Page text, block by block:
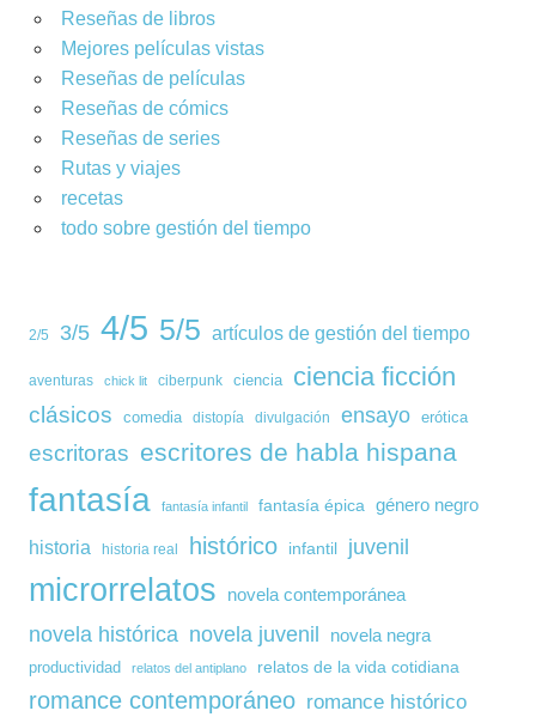
Reseñas de libros
Mejores películas vistas
Reseñas de películas
Reseñas de cómics
Reseñas de series
Rutas y viajes
recetas
todo sobre gestión del tiempo
2/5 3/5 4/5 5/5 artículos de gestión del tiempo
aventuras chick lit ciberpunk ciencia ciencia ficción
clásicos comedia distopía divulgación ensayo erótica
escritoras escritores de habla hispana
fantasía fantasía infantil fantasía épica género negro
historia historia real histórico infantil juvenil
microrrelatos novela contemporánea
novela histórica novela juvenil novela negra
productividad relatos del antiplano relatos de la vida cotidiana
romance contemporáneo romance histórico